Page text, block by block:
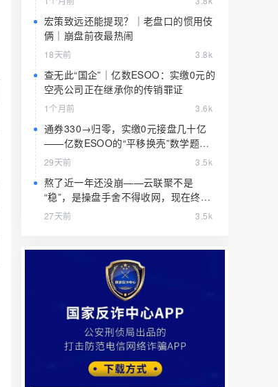
宏策致远还能提现？｜老盘口的惯用伎
俩｜崩盘前夜最热闹
18天前 3.8k
查无此“国企”｜亿数ESOO：实缴0元的
空壳公司正在继承你的传销罪证
1个月前 3.6k
通券330→归零，实缴0元接盘几十亿
——亿数ESOO的“平移换壳”数学题，
算完就赶紧跑
29天前 3.5k
熬了近一年还没崩——云联聚不是
“稳”，是操盘手舍不得收网，现在终于
要收了
27天前 3.5k